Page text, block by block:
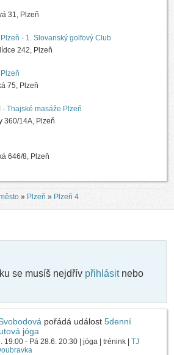
31, Plzeň
- 1. Slovanský golfový Club
242, Plzeň
75, Plzeň
- Thajské masáže Plzeň
360/14A, Plzeň
646/8, Plzeň
» Plzeň » Plzeň 4
se musíš nejdřív přihlásitnebo
pořádá událost 5denní
jóga
19:00 - Pá 28.6. 20:30 | jóga | trénink | TJ